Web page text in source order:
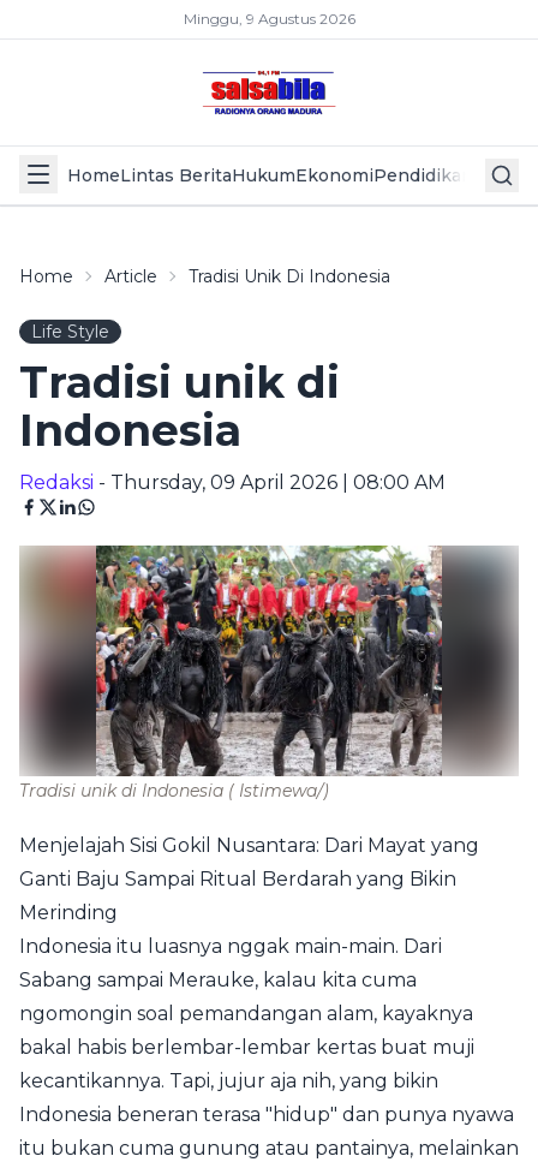
Minggu, 9 Agustus 2026
HomeLintas BeritaHukumEkonomiPendidikan Politik
Home Article Tradisi Unik Di Indonesia
Life Style
Tradisi unik di
Indonesia
Redaksi - Thursday, 09 April 2026 | 08:00 AM
Tradisi unik di Indonesia ( Istimewa/)
Menjelajah Sisi Gokil Nusantara: Dari Mayat yang
Ganti Baju Sampai Ritual Berdarah yang Bikin
Merinding
Indonesia itu luasnya nggak main-main. Dari
Sabang sampai Merauke, kalau kita cuma
ngomongin soal pemandangan alam, kayaknya
bakal habis berlembar-lembar kertas buat muji
kecantikannya. Tapi, jujur aja nih, yang bikin
Indonesia beneran terasa "hidup" dan punya nyawa
itu bukan cuma gunung atau pantainya, melainkan